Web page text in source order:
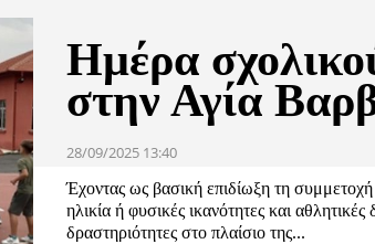
Hμέρα
στην Αγία
28/09/2025 13:40
Έχοντας ως βασική επιδίωξη τη
ηλικία ή φυσικές ικανότητες και
δραστηριότητες στο πλαίσιο της...